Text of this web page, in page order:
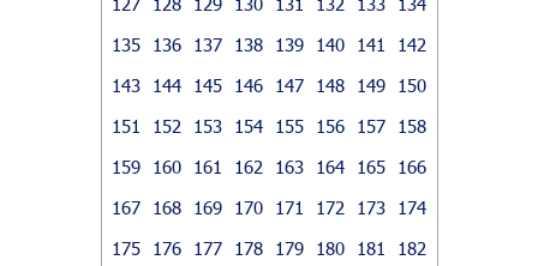
135
136 137 138 139 140 141
142
143
144 145 146 147 148 149
150
151
152 153 154 155 156 157
158
159
160 161 162 163 164 165
166
167
168 169 170 171 172 173
174
175
176 177 178 179 180 181
182